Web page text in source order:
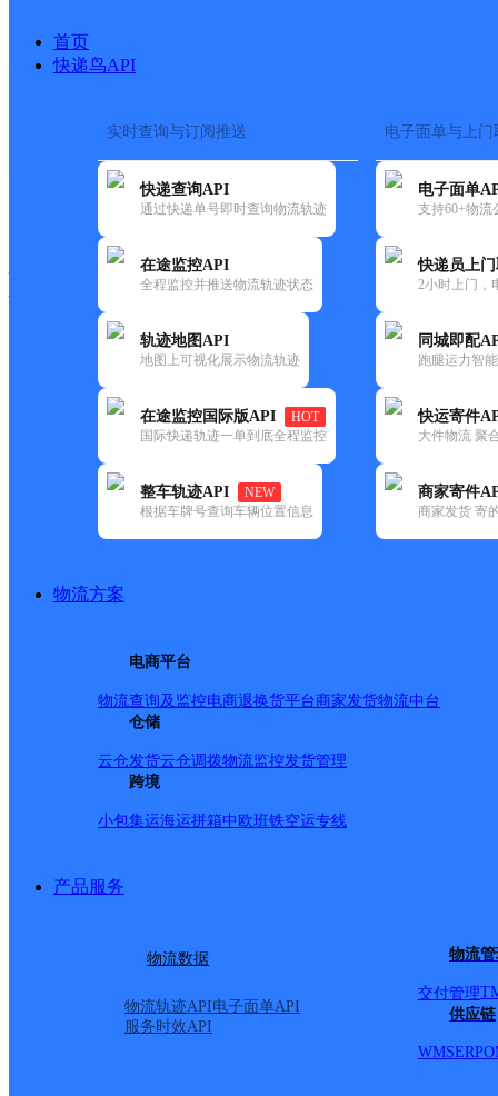
首页
快递鸟API
实时查询与订阅推送
快递查询API
通过快递单号即时查询物流轨迹
在途监控API
全程监控并推送物流轨迹状态
轨迹地图API
地图上可视化展示物流轨迹
在途监控国际版API
HOT
国际快递轨迹一单到底全程监控
整车轨迹API
NEW
根据车牌号查询车辆位置信息
电子面单与上门
电子面单
支持60+物流
快递员上
2小时上门，
同城即配
跑腿运力智
快运寄件
大件物流 聚
商家寄件
商家发货 寄
物流方案
电商平台
物流查询及监控电商退换货平台商家发货物流中台
仓储
云仓发货云仓调拨物流监控发货管理
跨境
小包集运海运拼箱中欧班铁空运专线
产品服务
物流数据
物流轨迹API电子面单API
服务时效API
物流
交付管理
供应链
WMSERP
快运大全 快递时效
韵达
黑龙江鹤岗市公司向阳区北部
更新时间：2022-07-14 00:00:00
所属快递：韵达速递
所属区域：黑龙江省-鹤岗市-向阳区
网点地址：黑龙江省鹤岗市向阳区北山街道14委金鹤花园
网点负责人：